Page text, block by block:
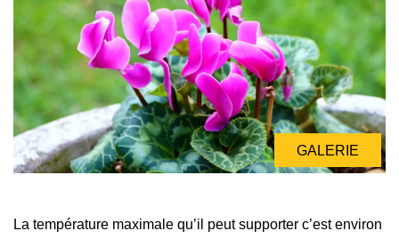
GALERIE
GALERIE
La température maximale qu’il peut supporter c’est environ